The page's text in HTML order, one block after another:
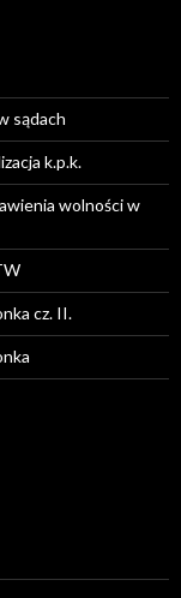
sądach
k.p.k.
wolności w
cz. II.